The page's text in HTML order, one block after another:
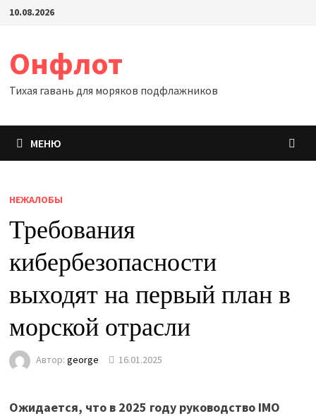
Перейти
10.08.2026
Онфлот
Тихая гавань для моряков подфлажников
МЕНЮ
НЕЖАЛОБЫ
Требования
кибербезопасности
выходят на первый план в
морской отрасли
Автор: george 16.01.2025
Ожидается, что в 2025 году руководство IMO